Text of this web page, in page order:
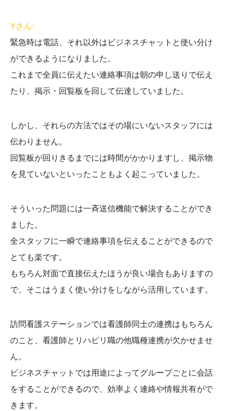
Yさん:
緊急時は電話、それ以外はビジネスチャットと使い分け
ができるようになりました。
これまで全員に伝えたい連絡事項は朝の申し送りで伝え
たり、掲示・回覧板を回して伝達していました。
しかし、それらの方法ではその場にいないスタッフには
伝わりません。
回覧板が回りきるまでには時間がかかりますし、掲示物
を見ていないといったこともよく起こっていました。
そういった問題には一斉送信機能で解決することができ
ました。
全スタッフに一瞬で連絡事項を伝えることができるので
とても楽です。
もちろん対面で直接伝えたほうが良い場合もありますの
で、そこはうまく使い分けをしながら活用しています。
訪問看護ステーションでは看護師同士の連携はもちろん
のこと、看護師とリハビリ職の他職種連携が欠かせませ
ん。
ビジネスチャットでは用途によってグループごとに会話
をすることができるので、効率よく連絡や情報共有がで
きます。